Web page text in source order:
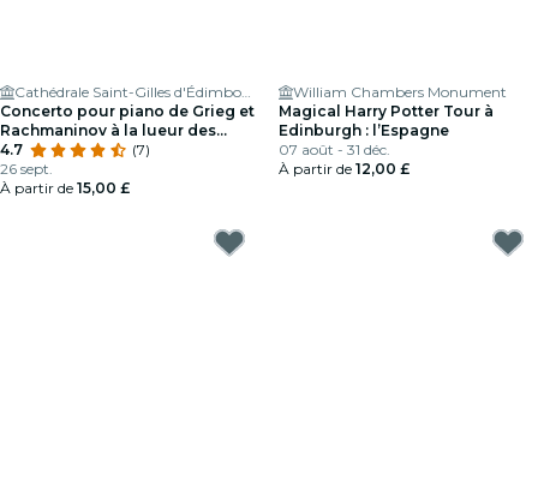
Cathédrale Saint-Gilles d'Édimbourg
Concerto pour piano de Grieg et
Rachmaninov à la lueur des
chandelles à la cathédrale de St
Giles
4.7
(7)
26 sept.
À partir de 15,00 £
William Chambers Monument
Magical Harry Potter Tour à
Edinburgh : l’Espagne
07 août - 31 déc.
À partir de 12,00 £